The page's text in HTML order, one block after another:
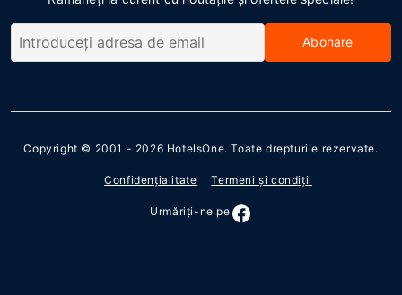
Abonare
Copyright © 2001 - 2026 HotelsOne. Toate drepturile rezervate.
Confidenţialitate Termeni şi condiţii
Urmăriţi-ne pe